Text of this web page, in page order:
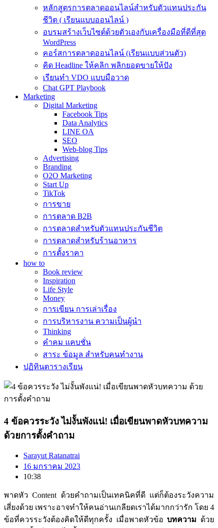
หลักสูตรการตลาดออนไลน์สำหรับตัวแทนประกัน
ชีวิต ( เรียนแบบออนไลน์ )
อบรมสร้างเว็บไซต์ด้วยตัวเองกับเครื่องมือที่ดีที่สุด
WordPress
คอร์สการตลาดออนไลน์ (เรียนแบบส่วนตัว)
คิด Headline ให้คลิก พลิกยอดขายให้ปัง
เรียนทำ VDO แบบมือวาด
Chat GPT Playbook
Marketing
Digital Marketing
Facebook Tips
Data Analytics
LINE OA
SEO
Web-blog Tips
Advertising
Branding
O2O Marketing
Start Up
TikTok
การขาย
การตลาด B2B
การตลาดสำหรับตัวแทนประกันชีวิต
การตลาดสำหรับร้านอาหาร
การตั้งราคา
how to
Book review
Inspiration
Life Style
Money
การเขียน การเล่าเรื่อง
การบริหารงาน ความเป็นผู้นำ
Thinking
คำคม แคบชั่น
สาระ ข้อมูล สำหรับคนทำงาน
ปฏิทินตารางเรียน
4 ข้อควรระวัง ไม่งั้นพังแน่! เมื่อเขียนพาดหัวบทความ
ด้วยการตั้งคำถาม
Sarayut Ratanatrai
16 มกราคม 2023
10:38
พาดหัว Content ด้วยคำถามเป็นเทคนิคที่ดี แต่ก็ต้องระวังความ
เสี่ยงด้วย เพราะอาจทำให้คนอ่านเกลียดเราได้มากกว่ารัก โดย 4
ข้อที่ควรระวังต้องคิดให้ดีทุกครั้ง เมื่อพาดหัวข้อบทความ ด้วย